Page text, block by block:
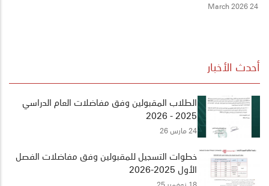
24 March 2026
أحدث الأخبار
الطلاب المقبولين وفق مفاضلات العام الدراسي
2025 - 2026
24 مارس 26
خطوات التسجيل للمقبولين وفق مفاضلات الفصل
الأول 2025-2026